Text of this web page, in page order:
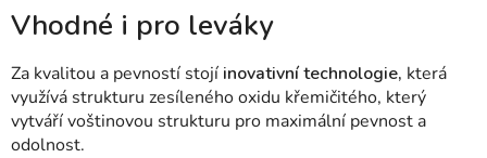
Vhodné i pro leváky
Za kvalitou a pevností stojí inovativní technologie, která
využívá strukturu zesíleného oxidu křemičitého, který
vytváří voštinovou strukturu pro maximální pevnost a
odolnost.